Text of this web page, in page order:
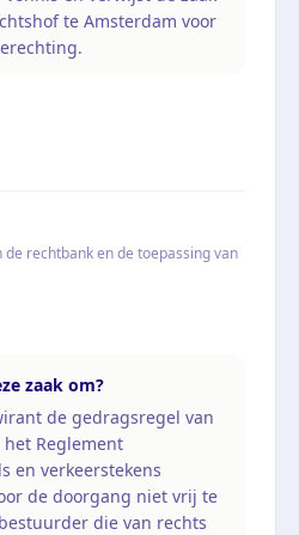
te Amsterdam voor
rechtbank en de toepassing van
zaak om?
de gedragsregel van
Reglement
en verkeerstekens
de doorgang niet vrij te
die van rechts